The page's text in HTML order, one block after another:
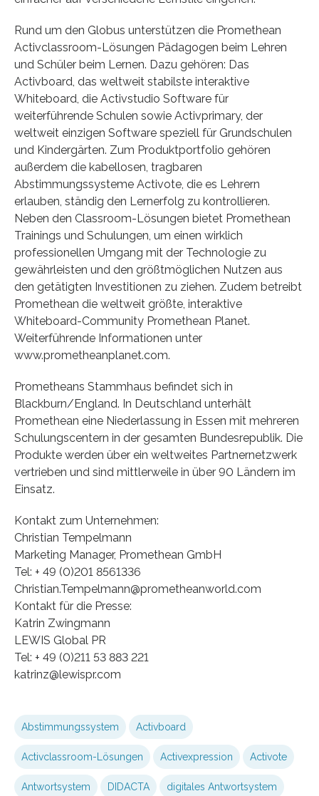
Rund um den Globus unterstützen die Promethean
Activclassroom-Lösungen Pädagogen beim Lehren
und Schüler beim Lernen. Dazu gehören: Das
Activboard, das weltweit stabilste interaktive
Whiteboard, die Activstudio Software für
weiterführende Schulen sowie Activprimary, der
weltweit einzigen Software speziell für Grundschulen
und Kindergärten. Zum Produktportfolio gehören
außerdem die kabellosen, tragbaren
Abstimmungssysteme Activote, die es Lehrern
erlauben, ständig den Lernerfolg zu kontrollieren.
Neben den Classroom-Lösungen bietet Promethean
Trainings und Schulungen, um einen wirklich
professionellen Umgang mit der Technologie zu
gewährleisten und den größtmöglichen Nutzen aus
den getätigten Investitionen zu ziehen. Zudem betreibt
Promethean die weltweit größte, interaktive
Whiteboard-Community Promethean Planet.
Weiterführende Informationen unter
www.prometheanplanet.com.
Prometheans Stammhaus befindet sich in
Blackburn/England. In Deutschland unterhält
Promethean eine Niederlassung in Essen mit mehreren
Schulungscentern in der gesamten Bundesrepublik. Die
Produkte werden über ein weltweites Partnernetzwerk
vertrieben und sind mittlerweile in über 90 Ländern im
Einsatz.
Kontakt zum Unternehmen:
Christian Tempelmann
Marketing Manager, Promethean GmbH
Tel: + 49 (0)201 8561336
Christian.Tempelmann@prometheanworld.com
Kontakt für die Presse:
Katrin Zwingmann
LEWIS Global PR
Tel: + 49 (0)211 53 883 221
katrinz@lewispr.com
Abstimmungssystem Activboard
Activclassroom-Lösungen Activexpression Activote
Antwortsystem DIDACTA digitales Antwortsystem